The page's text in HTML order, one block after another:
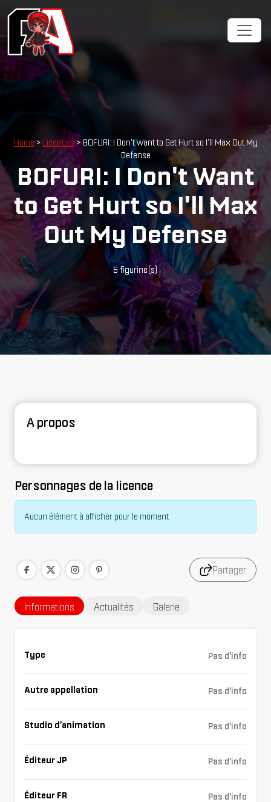
Home > Licences> BOFURI: I Don't Want to Get Hurt so I'll Max Out My
Defense
BOFURI: I Don't Want
to Get Hurt so I'll Max
Out My Defense
6 figurine(s)
A propos
Personnages de la licence
Aucun élément à afficher pour le moment
Partager
Informations Actualités Galerie
Type Pas d'info
Autre appellation Pas d'info
Studio d’animation Pas d'info
Éditeur JP Pas d'info
Éditeur FR Pas d'info